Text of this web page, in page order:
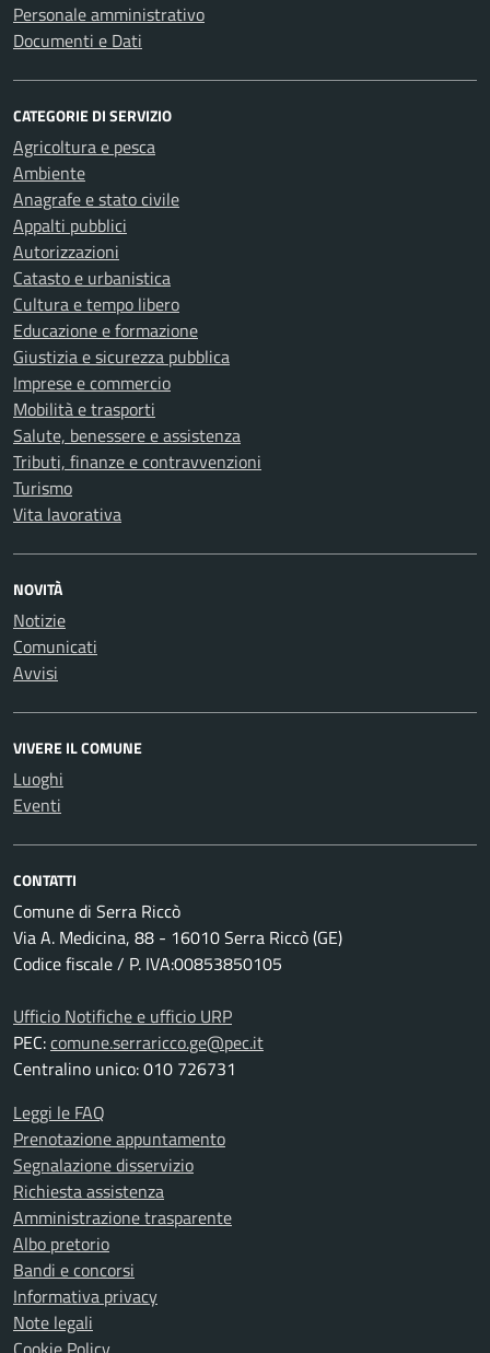
Personale amministrativo
Documenti e Dati
CATEGORIE DI SERVIZIO
Agricoltura e pesca
Ambiente
Anagrafe e stato civile
Appalti pubblici
Autorizzazioni
Catasto e urbanistica
Cultura e tempo libero
Educazione e formazione
Giustizia e sicurezza pubblica
Imprese e commercio
Mobilità e trasporti
Salute, benessere e assistenza
Tributi, finanze e contravvenzioni
Turismo
Vita lavorativa
NOVITÀ
Notizie
Comunicati
Avvisi
VIVERE IL COMUNE
Luoghi
Eventi
CONTATTI
Comune di Serra Riccò
Via A. Medicina, 88 - 16010 Serra Riccò (GE)
Codice fiscale / P. IVA:00853850105
Ufficio Notifiche e ufficio URP
PEC:comune.serraricco.ge@pec.it
Centralino unico: 010 726731
Leggi le FAQ
Prenotazione appuntamento
Segnalazione disservizio
Richiesta assistenza
Amministrazione trasparente
Albo pretorio
Bandi e concorsi
Informativa privacy
Note legali